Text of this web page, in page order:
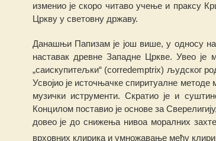
изменио је скоро читаво учење и праксу
Цркву у световну државу.
Данашњи Папизам је још више, у односу
наставак древне Западне Цркве. Увео је
„саискупитељки“ (corredemptrix) људског
Усвојио је источњачке спиритуалне
музички иструменти. Скратио је и
Концилом поставио је основе за
довео је до снижења нивоа моралних
врховних клирика и умножавање међу